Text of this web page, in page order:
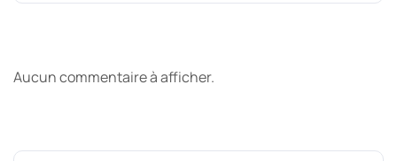
Aucun commentaire à afficher.